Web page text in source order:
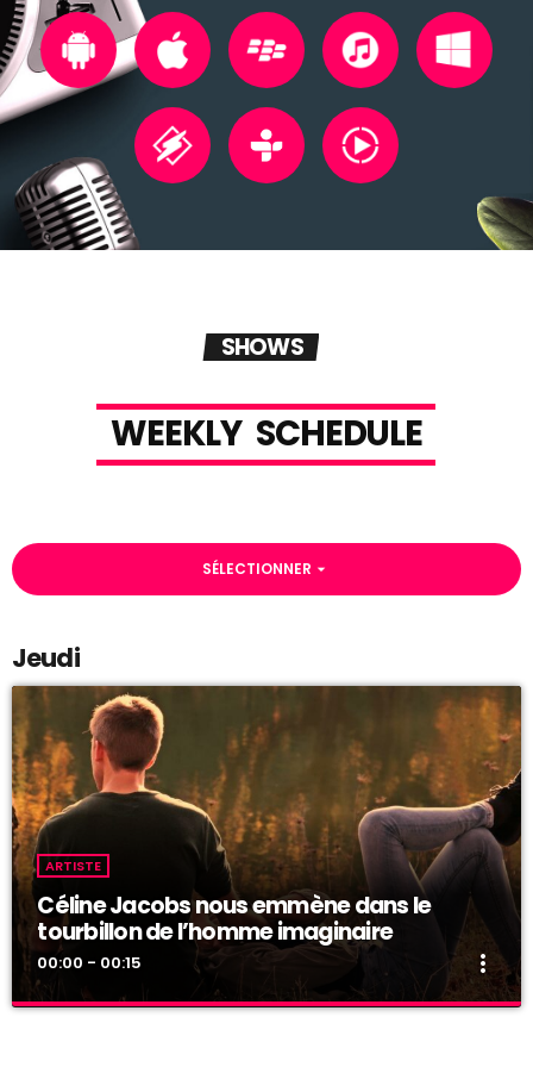
SHOWS
WEEKLY SCHEDULE
SÉLECTIONNER arrow_drop_down
Jeudi
ARTISTE
Céline Jacobs nous emmène dans le
tourbillon de l’homme imaginaire
00:00 - 00:15 more_vert